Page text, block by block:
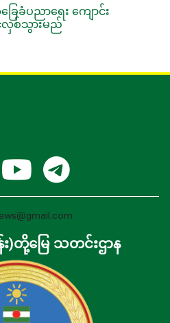
ခံပညာရေး ကျောင်း
င့်လှစ်သွားမည်
)တို့မြေ သတင်းဌာန